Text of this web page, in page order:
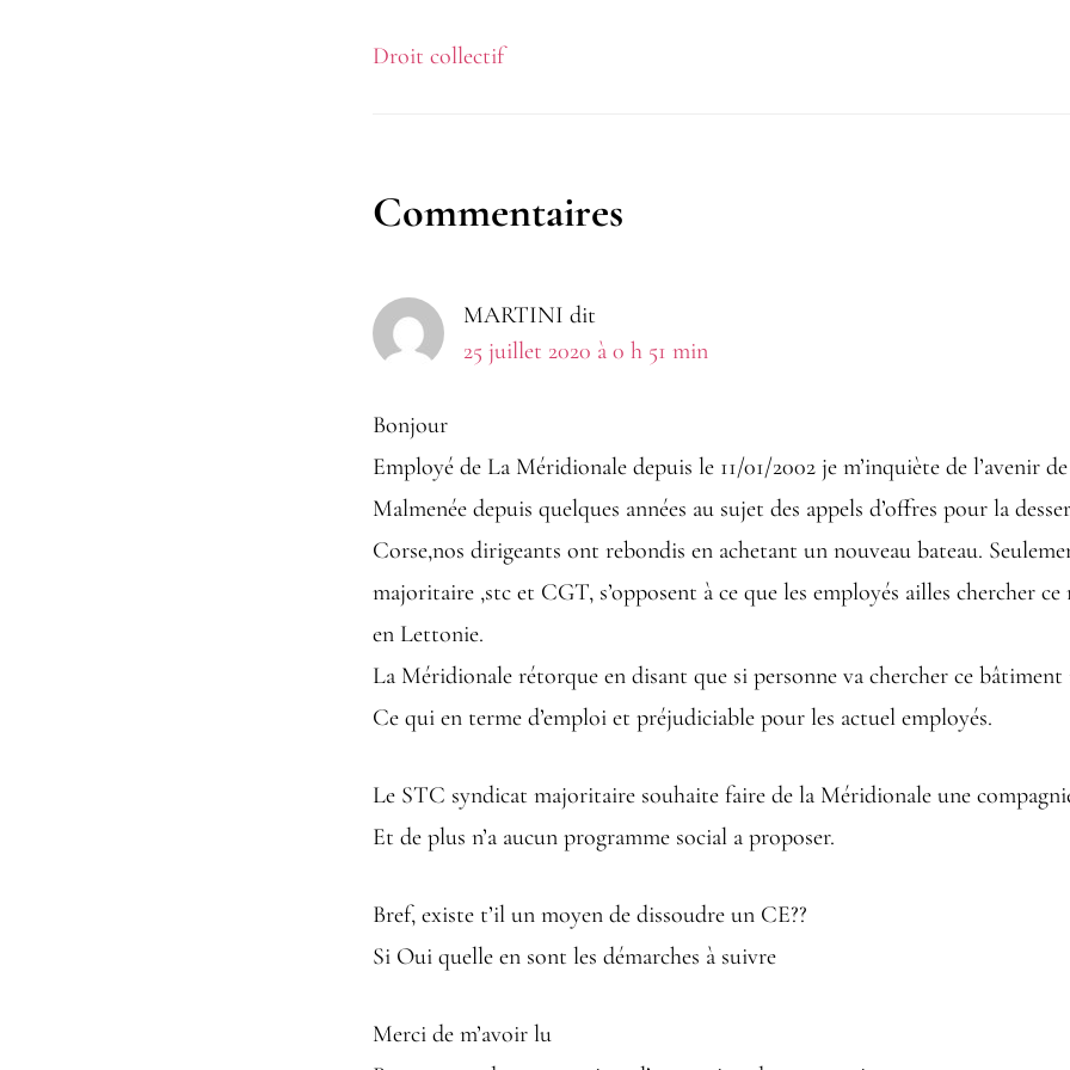
Droit collectif
Interactions
lecteur
Commentaires
MARTINI dit
25 juillet 2020 à 0 h 51 min
Bonjour
Employé de La Méridionale depuis le 11/01/2002 je m’inquiète de l’avenir
Malmenée depuis quelques années au sujet des appels d’offres pour la
Corse,nos dirigeants ont rebondis en achetant un nouveau bateau.
majoritaire ,stc et CGT, s’opposent à ce que les employés ailles chercher ce
en Lettonie.
La Méridionale rétorque en disant que si personne va chercher ce
Ce qui en terme d’emploi et préjudiciable pour les actuel employés.
Le STC syndicat majoritaire souhaite faire de la Méridionale une
Et de plus n’a aucun programme social a proposer.
Bref, existe t’il un moyen de dissoudre un CE??
Si Oui quelle en sont les démarches à suivre
Merci de m’avoir lu